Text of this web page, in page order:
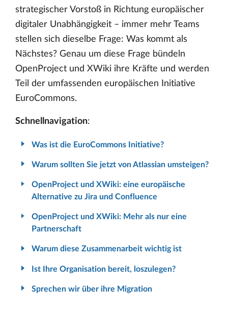
strategischer Vorstoß in Richtung europäischer
digitaler Unabhängigkeit – immer mehr Teams
stellen sich dieselbe Frage: Was kommt als
Nächstes? Genau um diese Frage bündeln
OpenProject und XWiki ihre Kräfte und werden
Teil der umfassenden europäischen Initiative
EuroCommons.
Schnellnavigation:
Was ist die EuroCommons Initiative?
Warum sollten Sie jetzt von Atlassian umsteigen?
OpenProject und XWiki: eine europäische
Alternative zu Jira und Confluence
OpenProject und XWiki: Mehr als nur eine
Partnerschaft
Warum diese Zusammenarbeit wichtig ist
Ist Ihre Organisation bereit, loszulegen?
Sprechen wir über ihre Migration